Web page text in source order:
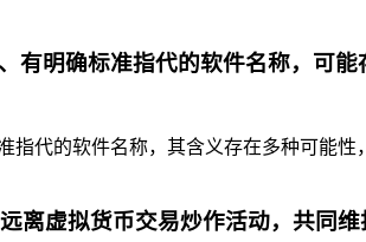
有明确标准指代的软件名称，可
指代的软件名称，其含义存在多种可能
离虚拟货币交易炒作活动，共同